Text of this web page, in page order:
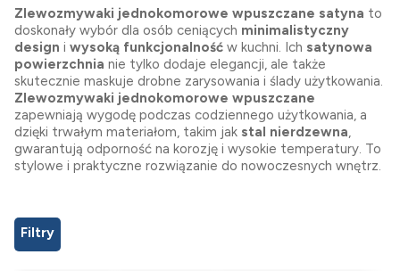
Zlewozmywaki jednokomorowe wpuszczane satyna to
doskonały wybór dla osób ceniących minimalistyczny
design i wysoką funkcjonalność w kuchni. Ich satynowa
powierzchnia nie tylko dodaje elegancji, ale także
skutecznie maskuje drobne zarysowania i ślady użytkowania.
Zlewozmywaki jednokomorowe wpuszczane
zapewniają wygodę podczas codziennego użytkowania, a
dzięki trwałym materiałom, takim jak stal nierdzewna,
gwarantują odporność na korozję i wysokie temperatury. To
stylowe i praktyczne rozwiązanie do nowoczesnych wnętrz.
Filtry